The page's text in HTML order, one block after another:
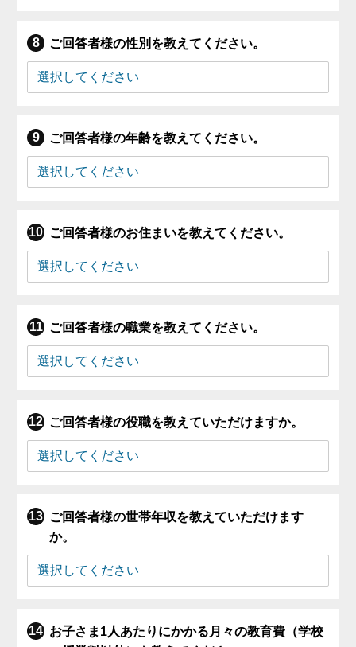
ご回答者様の性別を教えてください。
ご回答者様の年齢を教えてください。
ご回答者様のお住まいを教えてください。
ご回答者様の職業を教えてください。
ご回答者様の役職を教えていただけますか。
ご回答者様の世帯年収を教えていただけます
か。
お子さま1人あたりにかかる月々の教育費（学校